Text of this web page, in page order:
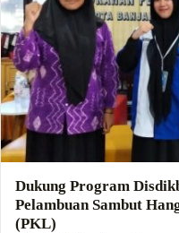
Dukung Program
Pelambuan Sambut
(PKL)